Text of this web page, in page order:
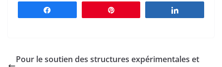
Pour le soutien des structures expérimentales et